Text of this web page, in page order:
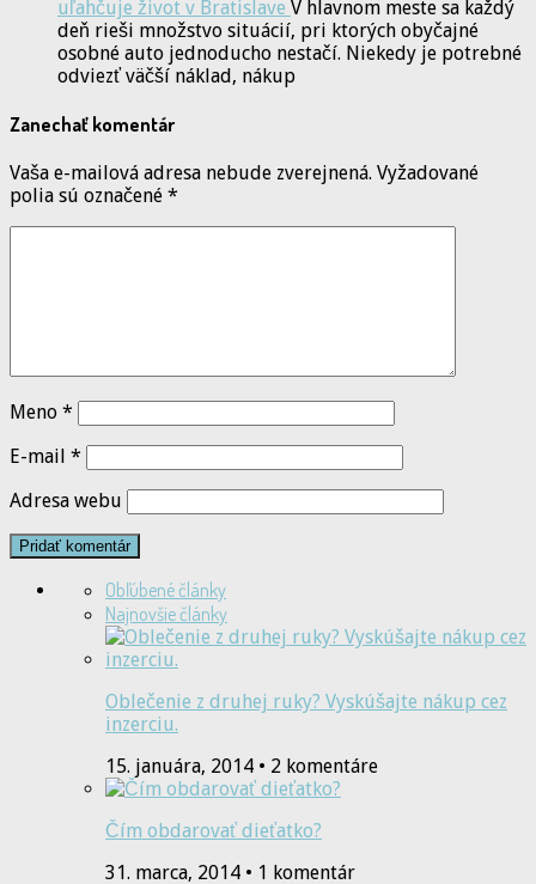
uľahčuje život v Bratislave V hlavnom meste sa každý
deň rieši množstvo situácií, pri ktorých obyčajné
osobné auto jednoducho nestačí. Niekedy je potrebné
odviezť väčší náklad, nákup
Zanechať komentár
Vaša e-mailová adresa nebude zverejnená. Vyžadované
polia sú označené *
Meno *
E-mail *
Adresa webu
Obľúbené články
Najnovšie články
Oblečenie z druhej ruky? Vyskúšajte nákup cez
inzerciu.
15. januára, 2014 • 2 komentáre
Čím obdarovať dieťatko?
31. marca, 2014 • 1 komentár